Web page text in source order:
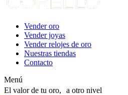
Vender oro
Vender joyas
Vender relojes de oro
Nuestras tiendas
Contacto
Menú
El valor de tu oro, a otro nivel